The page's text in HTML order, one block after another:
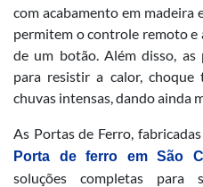
com acabamento em madeira
permitem o controle remoto e
de um botão. Além disso,
para resistir a calor,
chuvas intensas, dando ainda
As Portas de Ferro,
Porta de ferro em São
soluções completas